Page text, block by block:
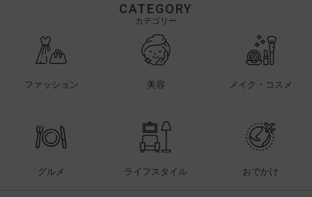
CATEGORY
カテゴリー
ファッション 美容 メイク・コスメ
グルメ ライフスタイル おでかけ